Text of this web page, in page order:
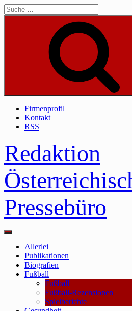
Skip
to
Suche
Firmenprofil
Kontakt
RSS
Redaktion
Pressebüro
Main
Allerlei
Publikationen
Biografien
Fußball
Fußball
Fußball-Rezensionen
Spielberichte